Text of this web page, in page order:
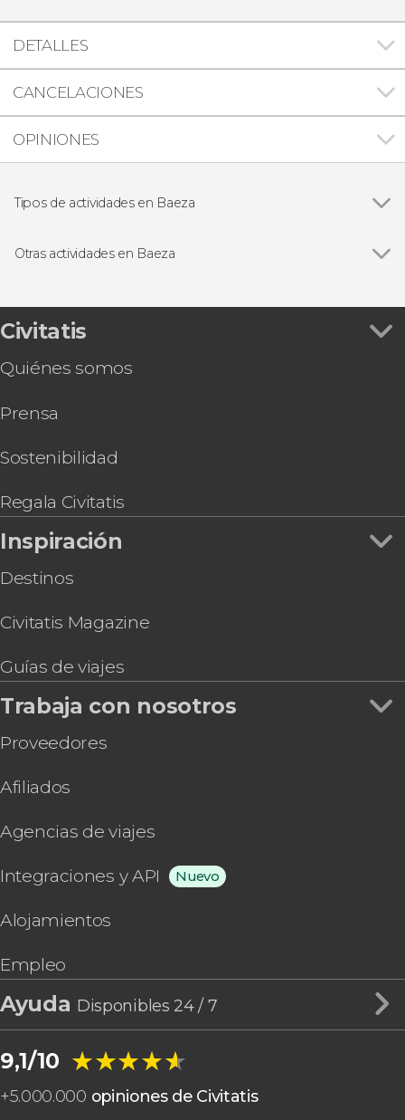
DETALLES
CANCELACIONES
OPINIONES
Tipos de actividades en Baeza
Free Tour
Otras actividades en Baeza
Entrada a la catedral de Baeza con audioguía
Civitatis
Quiénes somos
Prensa
Sostenibilidad
Regala Civitatis
Inspiración
Destinos
Civitatis Magazine
Guías de viajes
Trabaja con nosotros
Proveedores
Afiliados
Agencias de viajes
Integraciones y API Nuevo
Alojamientos
Empleo
Ayuda Disponibles 24 / 7
9,1/10 ★★★★★
★★★★★
+5.000.000 opiniones de Civitatis